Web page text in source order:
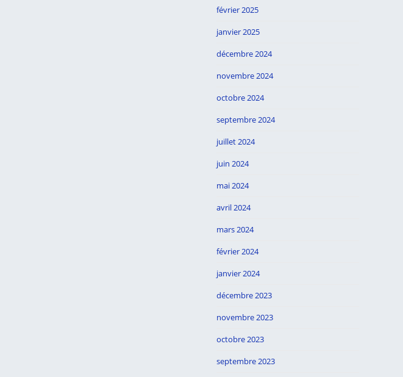
février 2025
janvier 2025
décembre 2024
novembre 2024
octobre 2024
septembre 2024
juillet 2024
juin 2024
mai 2024
avril 2024
mars 2024
février 2024
janvier 2024
décembre 2023
novembre 2023
octobre 2023
septembre 2023